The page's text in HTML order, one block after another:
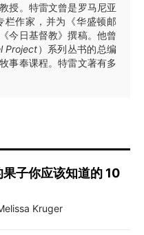
授。特雷文曾是罗马尼亚
栏作家，并为《华盛顿邮
今日基督教》撰稿。他曾
Project）系列丛书的总编
事奉课程。特雷文著有多
果子你应该知道的 10
Kruger